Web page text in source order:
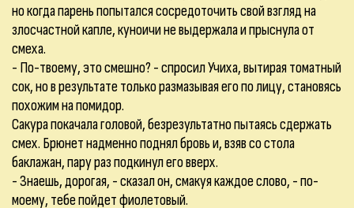
но когда парень попытался сосредоточить свой взгляд на
злосчастной капле, куноичи не выдержала и прыснула от
смеха.
- По-твоему, это смешно? - спросил Учиха, вытирая томатный
сок, но в результате только размазывая его по лицу, становясь
похожим на помидор.
Сакура покачала головой, безрезультатно пытаясь сдержать
смех. Брюнет надменно поднял бровь и, взяв со стола
баклажан, пару раз подкинул его вверх.
- Знаешь, дорогая, - сказал он, смакуя каждое слово, - по-
моему, тебе пойдет фиолетовый.